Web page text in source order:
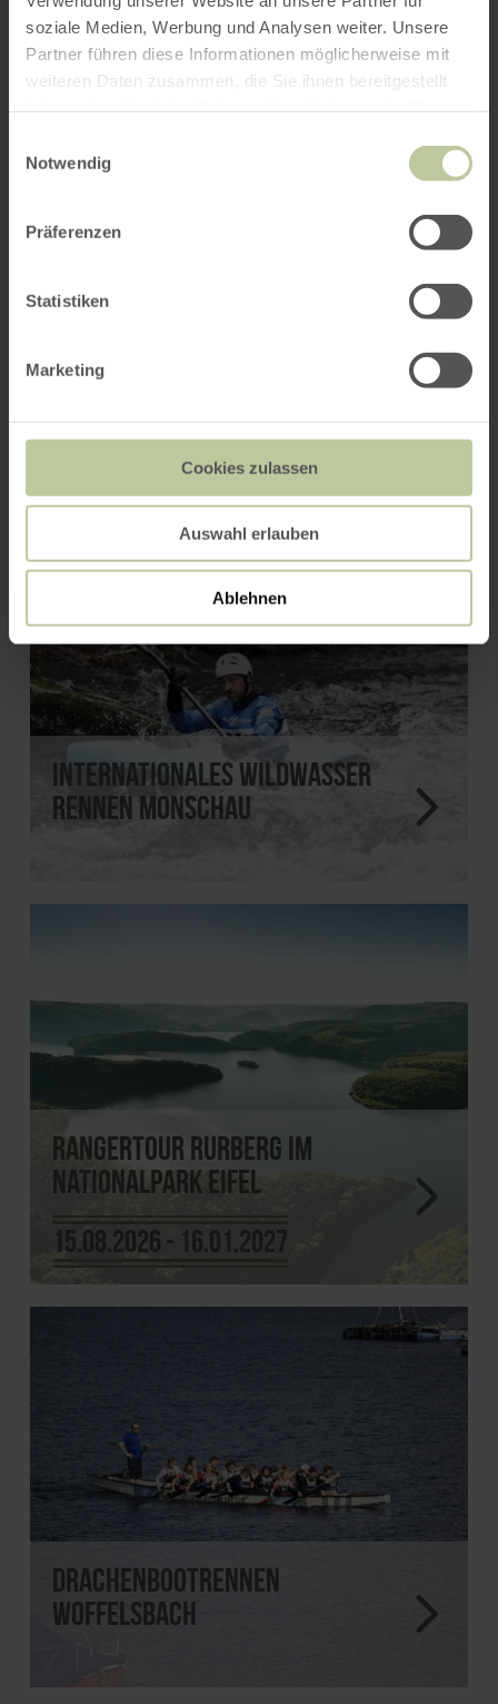
soziale Medien, Werbung und Analysen weiter. Unsere
Partner führen diese Informationen möglicherweise mit
weiteren Daten zusammen, die Sie ihnen bereitgestellt
Notwendig
Präferenzen
Statistiken
Marketing
Cookies zulassen
Auswahl erlauben
Ablehnen
Weitere Veranstaltungen
Nationalpark Eifel
11.08.2026 - 12.01.2027
Internationales Wildwasser
Rennen Monschau
Rangertour Rurberg im
Nationalpark Eifel
15.08.2026 - 16.01.2027
Drachenbootrennen
Woffelsbach